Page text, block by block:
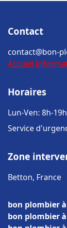
Contact
contact@bon-
Accueil
Horaires
Lun-Ven: 8h-19h
Service
Zone
Betton, France
bon plombier
bon plombier à